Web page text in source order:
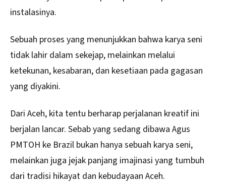
instalasinya.
Sebuah proses yang menunjukkan bahwa karya seni
tidak lahir dalam sekejap, melainkan melalui
ketekunan, kesabaran, dan kesetiaan pada gagasan
yang diyakini.
Dari Aceh, kita tentu berharap perjalanan kreatif ini
berjalan lancar. Sebab yang sedang dibawa Agus
PMTOH ke Brazil bukan hanya sebuah karya seni,
melainkan juga jejak panjang imajinasi yang tumbuh
dari tradisi hikayat dan kebudayaan Aceh.